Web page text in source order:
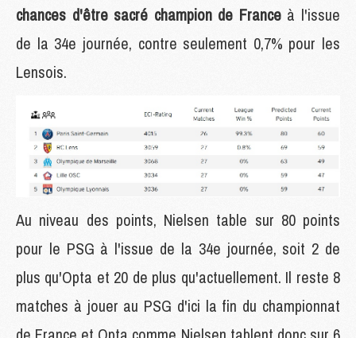
chances d'être sacré champion de Franceà l'issue
de la 34e journée, contre seulement 0,7% pour les
Lensois.
Au niveau des points, Nielsen table sur 80 points
pour le PSG à l'issue de la 34e journée, soit 2 de
plus qu'Opta et 20 de plus qu'actuellement. Il reste 8
matches à jouer au PSG d'ici la fin du championnat